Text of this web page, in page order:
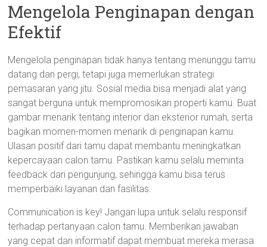
Mengelola Penginapan dengan
Efektif
Mengelola penginapan tidak hanya tentang menunggu tamu
datang dan pergi, tetapi juga memerlukan strategi
pemasaran yang jitu. Sosial media bisa menjadi alat yang
sangat berguna untuk mempromosikan properti kamu. Buat
gambar menarik tentang interior dan eksterior rumah, serta
bagikan momen-momen menarik di penginapan kamu.
Ulasan positif dari tamu dapat membantu meningkatkan
kepercayaan calon tamu. Pastikan kamu selalu meminta
feedback dari pengunjung, sehingga kamu bisa terus
memperbaiki layanan dan fasilitas.
Communication is key! Jangan lupa untuk selalu responsif
terhadap pertanyaan calon tamu. Memberikan jawaban
yang cepat dan informatif dapat membuat mereka merasa